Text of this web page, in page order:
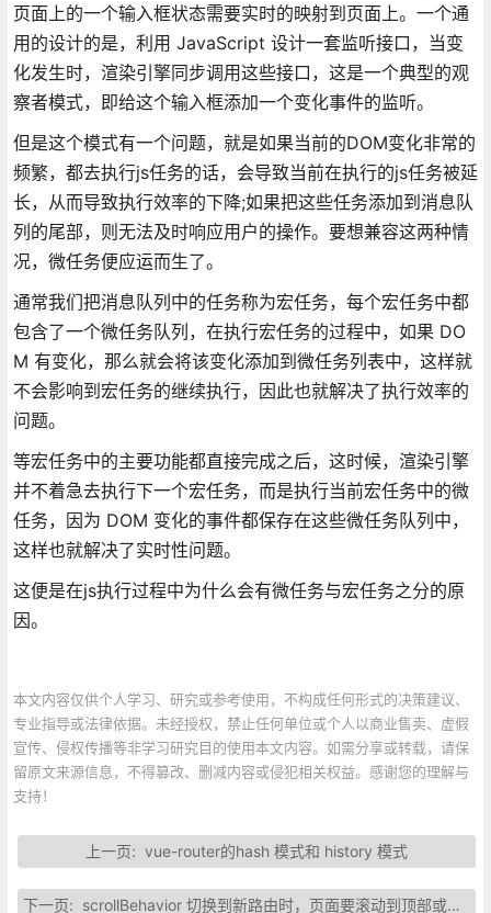
页面上的一个输入框状态需要实时的映射到页面上。一个通
用的设计的是，利用 JavaScript 设计一套监听接口，当变
化发生时，渲染引擎同步调用这些接口，这是一个典型的观
察者模式，即给这个输入框添加一个变化事件的监听。
但是这个模式有一个问题，就是如果当前的DOM变化非常的
频繁，都去执行js任务的话，会导致当前在执行的js任务被延
长，从而导致执行效率的下降;如果把这些任务添加到消息队
列的尾部，则无法及时响应用户的操作。要想兼容这两种情
况，微任务便应运而生了。
通常我们把消息队列中的任务称为宏任务，每个宏任务中都
包含了一个微任务队列，在执行宏任务的过程中，如果 DO
M 有变化，那么就会将该变化添加到微任务列表中，这样就
不会影响到宏任务的继续执行，因此也就解决了执行效率的
问题。
等宏任务中的主要功能都直接完成之后，这时候，渲染引擎
并不着急去执行下一个宏任务，而是执行当前宏任务中的微
任务，因为 DOM 变化的事件都保存在这些微任务队列中，
这样也就解决了实时性问题。
这便是在js执行过程中为什么会有微任务与宏任务之分的原
因。
本文内容仅供个人学习、研究或参考使用，不构成任何形式的决策建议、
专业指导或法律依据。未经授权，禁止任何单位或个人以商业售卖、虚假
宣传、侵权传播等非学习研究目的使用本文内容。如需分享或转载，请保
留原文来源信息，不得篡改、删减内容或侵犯相关权益。感谢您的理解与
支持！
上一页: vue-router的hash 模式和 history 模式
下一页: scrollBehavior 切换到新路由时，页面要滚动到顶部或保持原先的滚动位置